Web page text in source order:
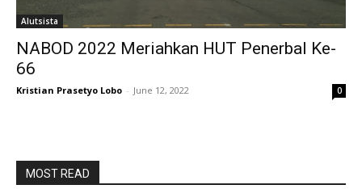
Alutsista
NABOD 2022 Meriahkan HUT Penerbal Ke-
66
Kristian Prasetyo Lobo - June 12, 2022 0
MOST READ